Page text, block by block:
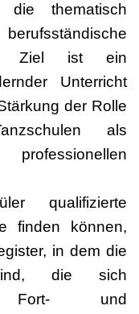
die thematisch
Ziel ist ein
Unterricht
der Rolle
als
qualifizierte
finden können,
in dem die
die sich
Fort- und